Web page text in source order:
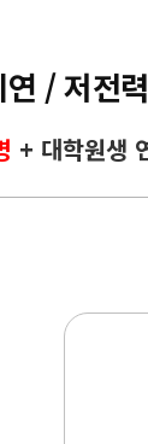
/ 저전
+ 대학원생